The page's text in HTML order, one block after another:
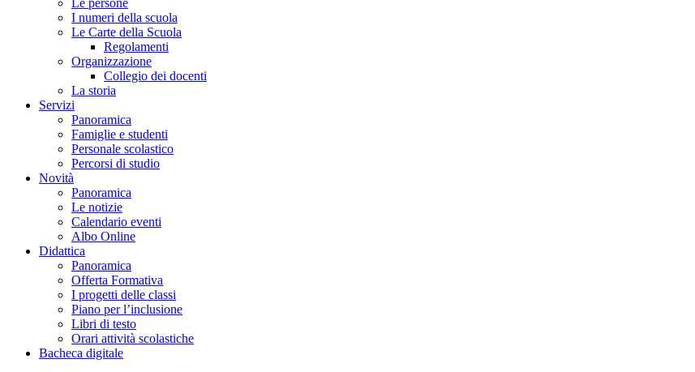
I numeri della scuola
Le Carte della Scuola
Regolamenti
Organizzazione
Collegio dei docenti
La storia
Servizi
Panoramica
Famiglie e studenti
Personale scolastico
Percorsi di studio
Novità
Panoramica
Le notizie
Calendario eventi
Albo Online
Didattica
Panoramica
Offerta Formativa
I progetti delle classi
Piano per l’inclusione
Libri di testo
Orari attività scolastiche
Bacheca digitale